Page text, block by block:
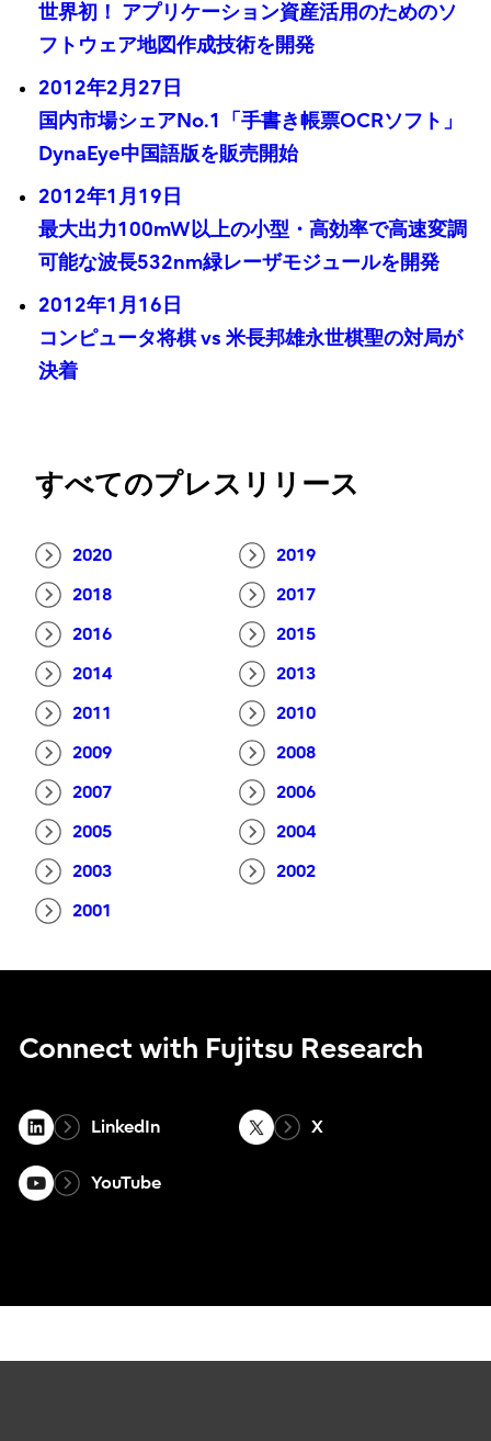
世界初！ アプリケーション資産活用のためのソ
フトウェア地図作成技術を開発
2012年2月27日
国内市場シェアNo.1「手書き帳票OCRソフト」
DynaEye中国語版を販売開始
2012年1月19日
最大出力100mW以上の小型・高効率で高速変調
可能な波長532nm緑レーザモジュールを開発
2012年1月16日
コンピュータ将棋 vs 米長邦雄永世棋聖の対局が
決着
すべてのプレスリリース
2020
2019
2018
2017
2016
2015
2014
2013
2011
2010
2009
2008
2007
2006
2005
2004
2003
2002
2001
Connect with Fujitsu Research
LinkedIn X
YouTube